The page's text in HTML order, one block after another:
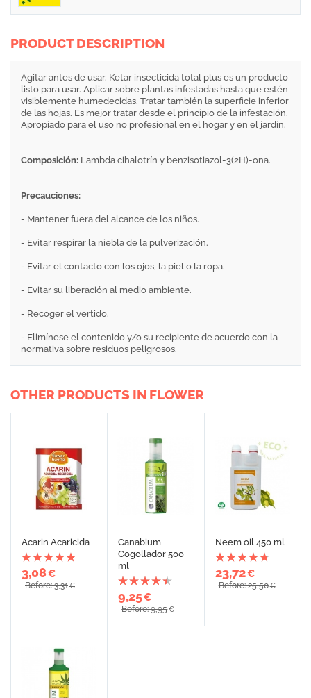
PRODUCT DESCRIPTION
Agitar antes de usar. Ketar insecticida total plus es un producto
listo para usar. Aplicar sobre plantas infestadas hasta que estén
visiblemente humedecidas. Tratar también la superficie inferior
de las hojas. Es mejor tratar desde el principio de la infestación.
Apropiado para el uso no profesional en el hogar y en el jardín.
Composición: Lambda cihalotrín y benzisotiazol-3(2H)-ona.
Precauciones:
- Mantener fuera del alcance de los niños.
- Evitar respirar la niebla de la pulverización.
- Evitar el contacto con los ojos, la piel o la ropa.
- Evitar su liberación al medio ambiente.
- Recoger el vertido.
- Elimínese el contenido y/o su recipiente de acuerdo con la
normativa sobre residuos peligrosos.
OTHER PRODUCTS IN FLOWER
Acarin Acaricida
3,08€
Before: 3,31€
Canabium
Cogollador 500
ml
9,25€
Before: 9,95€
Neem oil 450 ml
23,72€
Before: 25,50€